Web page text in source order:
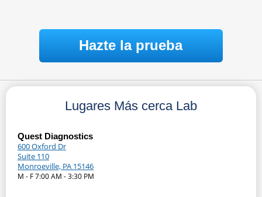
Hazte la prueba
Lugares Más cerca Lab
Quest Diagnostics
600 Oxford Dr
Suite 110
Monroeville, PA 15146
M - F 7:00 AM - 3:30 PM